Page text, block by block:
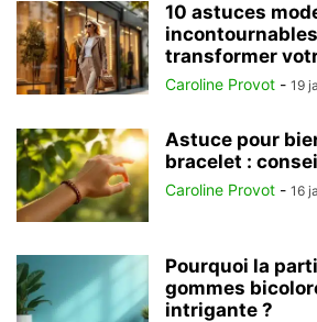
10 astuces
transformer
Caroline Provot - 19
Astuce pour
bracelet :
Caroline Provot - 16
Pourquoi la
gommes
intrigante ?